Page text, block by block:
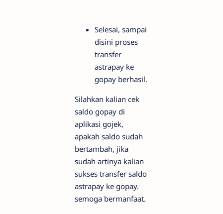
Selesai, sampai
disini proses
transfer
astrapay ke
gopay berhasil.
Silahkan kalian cek
saldo gopay di
aplikasi gojek,
apakah saldo sudah
bertambah, jika
sudah artinya kalian
sukses transfer saldo
astrapay ke gopay.
semoga bermanfaat.